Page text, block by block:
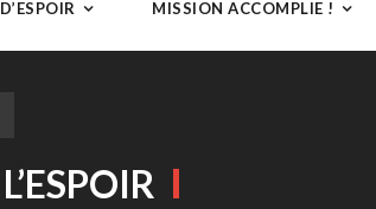
MISSION ACCOMPLIE !